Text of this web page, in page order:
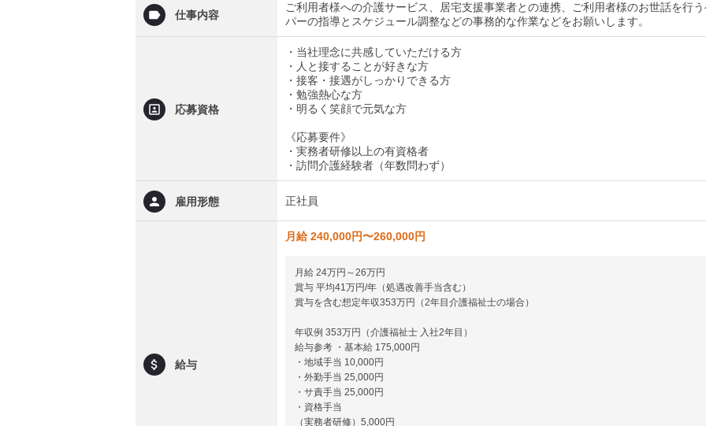
仕事内容
ご利用者様への介護サービス、居宅支援事業者との連携、ご利用者様のお世話を行
パーの指導とスケジュール調整などの事務的な作業などをお願いします。
応募資格
・当社理念に共感していただける方
・人と接することが好きな方
・接客・接遇がしっかりできる方
・勉強熱心な方
・明るく笑顔で元気な方
《応募要件》
・実務者研修以上の有資格者
・訪問介護経験者（年数問わず）
雇用形態 正社員
給与
月給 240,000円〜260,000円
月給 24万円～26万円
賞与 平均41万円/年（処遇改善手当含む）
賞与を含む想定年収353万円（2年目介護福祉士の場合）
年収例 353万円（介護福祉士 入社2年目）
給与参考 ・基本給 175,000円
・地域手当 10,000円
・外勤手当 25,000円
・サ責手当 25,000円
・資格手当
（実務者研修）5,000円